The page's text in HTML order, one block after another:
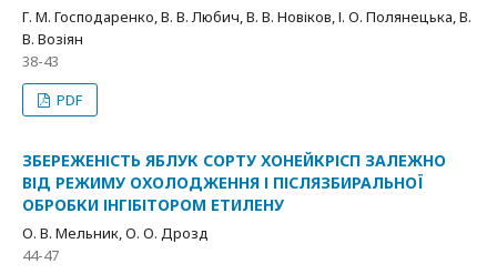
Г. М. Господаренко, В. В. Любич, В. В. Новіков, І. О. Полянецька, В.
В. Возіян
38-43
PDF
ЗБЕРЕЖЕНІСТЬ ЯБЛУК СОРТУ ХОНЕЙКРІСП ЗАЛЕЖНО
ВІД РЕЖИМУ ОХОЛОДЖЕННЯ І ПІСЛЯЗБИРАЛЬНОЇ
ОБРОБКИ ІНГІБІТОРОМ ЕТИЛЕНУ
О. В. Мельник, О. О. Дрозд
44-47